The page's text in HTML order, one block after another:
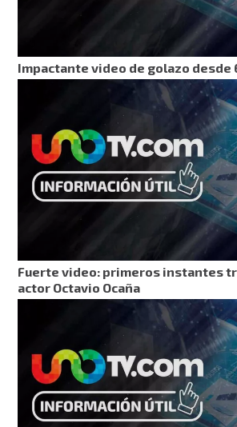
Impactante video de golazo desde
Fuerte video: primeros instantes
actor Octavio Ocaña